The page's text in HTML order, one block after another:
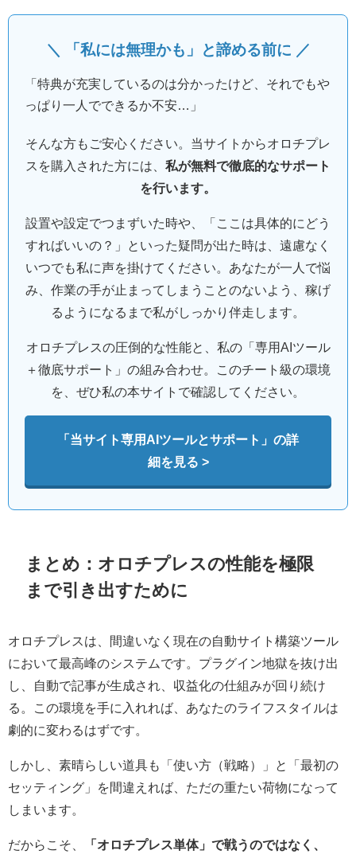
＼ 「私には無理かも」と諦める前に ／
「特典が充実しているのは分かったけど、それでもや
っぱり一人でできるか不安…」
そんな方もご安心ください。当サイトからオロチプレ
スを購入された方には、 私が無料で徹底的なサポート
を行います。
設置や設定でつまずいた時や、「ここは具体的にどう
すればいいの？」といった疑問が出た時は、遠慮なく
いつでも私に声を掛けてください。あなたが一人で悩
み、作業の手が止まってしまうことのないよう、稼げ
るようになるまで私がしっかり伴走します。
オロチプレスの圧倒的な性能と、私の「専用AIツール
＋徹底サポート」の組み合わせ。このチート級の環境
を、ぜひ私の本サイトで確認してください。
「当サイト専用AIツールとサポート」の詳
細を見る >
まとめ：オロチプレスの性能を極限
まで引き出すために
オロチプレスは、間違いなく現在の自動サイト構築ツール
において最高峰のシステムです。プラグイン地獄を抜け出
し、自動で記事が生成され、収益化の仕組みが回り続け
る。この環境を手に入れれば、あなたのライフスタイルは
劇的に変わるはずです。
しかし、素晴らしい道具も「使い方（戦略）」と「最初の
セッティング」を間違えれば、ただの重たい荷物になって
しまいます。
だからこそ、 「オロチプレス単体」で戦うのではなく、